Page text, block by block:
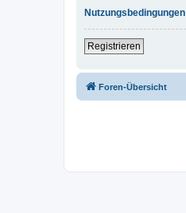
Nutzungsbedingungen
Registrieren
Foren-Übersicht